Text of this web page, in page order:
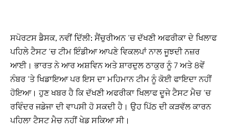
ਸਪੋਰਟਸ ਡੈਸਕ, ਨਵੀਂ ਦਿੱਲੀ: ਸੈਂਚੁਰੀਅਨ ‘ਚ ਦੱਖਣੀ ਅਫਰੀਕਾ ਦੇ ਖਿਲਾਫ
ਪਹਿਲੇ ਟੈਸਟ ‘ਚ ਟੀਮ ਇੰਡੀਆ ਆਪਣੇ ਵਿਕਲਪਾਂ ਨਾਲ ਜੂਝਦੀ ਨਜ਼ਰ
ਆਈ। ਭਾਰਤ ਨੇ ਆਰ ਅਸ਼ਵਿਨ ਅਤੇ ਸ਼ਾਰਦੁਲ ਠਾਕੁਰ ਨੂੰ 7 ਅਤੇ 8ਵੇਂ
ਨੰਬਰ ‘ਤੇ ਖਿਡਾਇਆ ਪਰ ਇਸ ਦਾ ਮਹਿਮਾਨ ਟੀਮ ਨੂੰ ਕੋਈ ਫਾਇਦਾ ਨਹੀਂ
ਹੋਇਆ। ਹੁਣ ਖਬਰ ਹੈ ਕਿ ਦੱਖਣੀ ਅਫਰੀਕਾ ਖਿਲਾਫ ਦੂਜੇ ਟੈਸਟ ਮੈਚ ‘ਚ
ਰਵਿੰਦਰ ਜਡੇਜਾ ਦੀ ਵਾਪਸੀ ਹੋ ਸਕਦੀ ਹੈ। ਉਹ ਪਿੱਠ ਦੀ ਕੜਵੱਲ ਕਾਰਨ
ਪਹਿਲਾ ਟੈਸਟ ਮੈਚ ਨਹੀਂ ਖੇਡ ਸਕਿਆ ਸੀ।